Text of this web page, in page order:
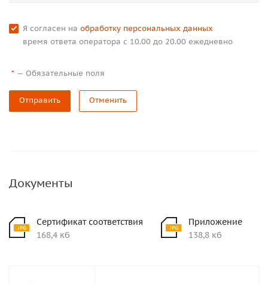
Я согласен на обработку персональных данных
время ответа оператора с 10.00 до 20.00 ежедневно
* — Обязательные поля
Отправить Отменить
Документы
Сертификат соответствия
168,4 кб
Приложение
138,8 кб